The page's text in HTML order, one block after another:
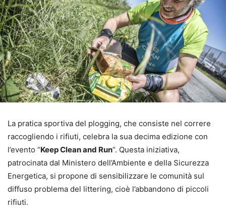
La pratica sportiva del plogging, che consiste nel correre
raccogliendo i rifiuti, celebra la sua decima edizione con
l’evento “Keep Clean and Run“. Questa iniziativa,
patrocinata dal Ministero dell’Ambiente e della Sicurezza
Energetica, si propone di sensibilizzare le comunità sul
diffuso problema del littering, cioè l’abbandono di piccoli
rifiuti.